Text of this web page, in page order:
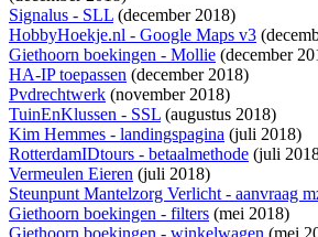
Signalus - SLL (december 2018)
HobbyHoekje.nl - Google Maps v3
Giethoorn boekingen - Mollie (december
HA-IP toepassen (december 2018)
Pvdrechtwerk (november 2018)
TuinEnKlussen - SSL (augustus 2018)
Kim Hemmes - landingspagina (juli 2018)
RotterdamIDtours - betaalmethode (juli
Vermeulen Eieren (juli 2018)
Steunpunt Mantelzorg Verlicht - aanvraag
Giethoorn boekingen - filters (mei 2018)